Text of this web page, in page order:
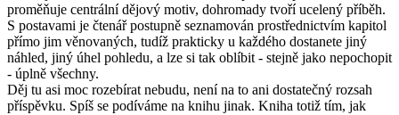
proměňuje centrální dějový motiv, dohromady tvoří ucelený příběh.
S postavami je čtenář postupně seznamován prostřednictvím kapitol
přímo jim věnovaných, tudíž prakticky u každého dostanete jiný
náhled, jiný úhel pohledu, a lze si tak oblíbit - stejně jako nepochopit
- úplně všechny.
Děj tu asi moc rozebírat nebudu, není na to ani dostatečný rozsah
příspěvku. Spíš se podíváme na knihu jinak. Kniha totiž tím, jak